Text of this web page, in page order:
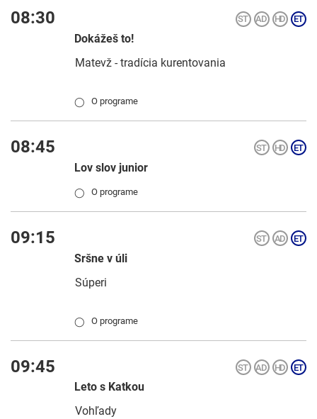
08:30
Dokážeš to!
Matevž - tradícia kurentovania
◯ O programe
08:45
Lov slov junior
◯ O programe
09:15
Sršne v úli
Súperi
◯ O programe
09:45
Leto s Katkou
Vohľady